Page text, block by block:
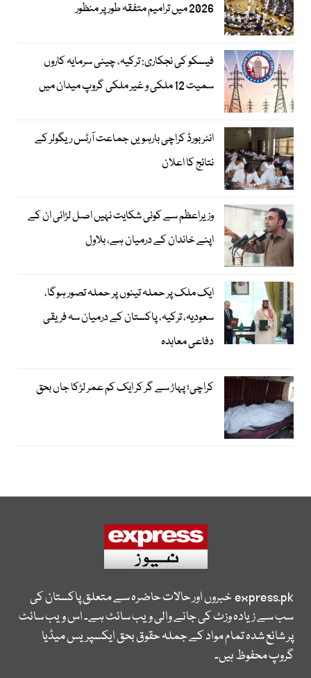
2026 میں ترامیم متفقہ طور پر منظور
فیسکو کی نجکاری: ترکیہ، چینی سرمایہ کاروں
سمیت 12 ملکی و غیر ملکی گروپ میدان میں
انٹر بورڈ کراچی بارہویں جماعت آرٹس ریگولر کے
نتائج کا اعلان
وزیراعظم سے کوئی شکایت نہیں اصل لڑائی ان کے
اپنے خاندان کے درمیان ہے، بلاول
ایک ملک پر حملہ تینوں پر حملہ تصور ہوگا،
سعودیہ، ترکیہ، پاکستان کے درمیان سہ فریقی
دفاعی معاہدہ
کراچی؛ پہاڑ سے گر کر ایک کم عمر لڑکا جاں بحق
express.pkخبروں اور حالات حاضرہ سے متعلق پاکستان کی
سب سے زیادہ وزٹ کی جانے والی ویب سائٹ ہے۔ اس ویب سائٹ
پر شائع شدہ تمام مواد کے جملہ حقوق بحق ایکسپریس میڈیا
گروپ محفوظ ہیں۔